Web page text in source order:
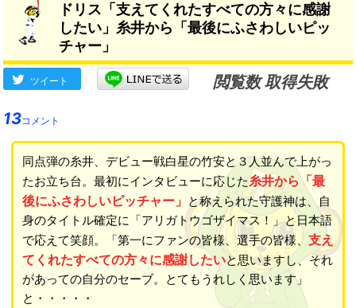
ドリス「支えてくれたすべての方々に感謝
したい」糸井から「最後にふさわしいピッ
チャー」
ツイート
閲覧数 取得失敗
13コメント
同点弾の糸井、デビュー戦白星の竹安と３人並んで上がっ
たお立ち台。最初にインタビューに応じた糸井から「最
後にふさわしいピッチャー」 と称えられた守護神は、自
身のタイトル確定に「アリガトウゴザイマス！」と日本語
で応えて笑顔。「第一にファンの皆様、選手の皆様、 支え
てくれたすべての方々に感謝したいと思いますし、それ
があっての自分のセーブ。とてもうれしく思います」
と・・・・・